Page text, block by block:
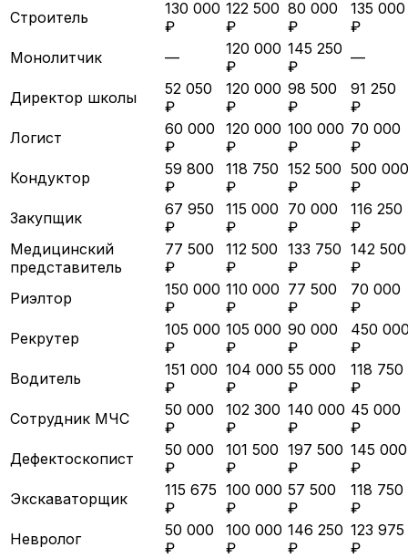
Строитель
130 000
₽
122 500
₽
80 000
₽
135 000
₽
Монолитчик
—
120 000
₽
145 250
₽
—
Директор школы
52 050
₽
120 000
₽
98 500
₽
91 250
₽
Логист
60 000
₽
120 000
₽
100 000
₽
70 000
₽
Кондуктор
59 800
₽
118 750
₽
152 500
₽
500 000
₽
Закупщик
67 950
₽
115 000
₽
70 000
₽
116 250
₽
Медицинский
представитель
77 500
₽
112 500
₽
133 750
₽
142 500
₽
Риэлтор
150 000
₽
110 000
₽
77 500
₽
70 000
₽
Рекрутер
105 000
₽
105 000
₽
90 000
₽
450
₽
Водитель
151 000
₽
104 000
₽
55 000
₽
118 750
₽
Сотрудник МЧС
50 000
₽
102 300
₽
140 000
₽
45 000
₽
Дефектоскопист
50 000
₽
101 500
₽
197 500
₽
145 000
₽
Экскаваторщик
115 675
₽
100 000
₽
57 500
₽
118 750
₽
Невролог
50 000
₽
100 000
₽
146 250
₽
123 975
₽